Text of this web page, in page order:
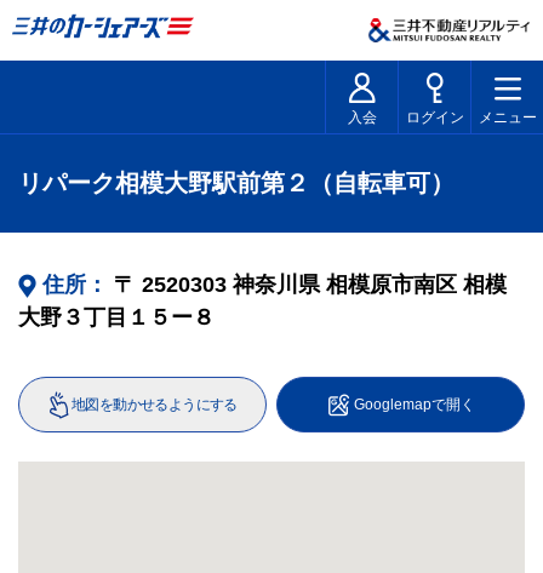
入会 ログイン メニュー
リパーク相模大野駅前第２（自転車可）
住所： 〒 2520303 神奈川県 相模原市南区 相模
大野３丁目１５ー８
地図を動かせるようにする Googlemapで開く